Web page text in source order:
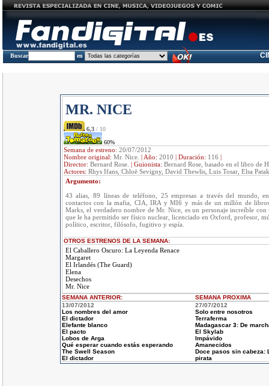
Buscar en
MR. NICE
6,3 / 10
60%
Semana de estreno: 20/07/2012
Nombre original: Mr. Nice. | Año: 2010 | Duración: 116 |
Director: Bernard Rose. | Guionista: Bernard Rose, basado en el libro de
Actores: Rhys Ifans, Chloë Sevigny, David Thewlis, Luis Tosar, Elsa
Argumento:
43 alias, 89 líneas de teléfono, 25 empresas a través del mundo,
contactos con la mafia, CIA, IRA y MI6 y más de un millón de
Marks, el verdadero nombre de Mr. Nice, es un personaje increíble con
que le ha permitido ser físico nuclear, licenciado en Oxford, profesor,
político, escritor, filósofo, fugitivo y espía.
OTROS ESTRENOS DE LA SEMANA:
El Caballero Oscuro: La Leyenda Renace
Margaret
El Irlandés (The Guard)
Elena
Desechos
Mr. Nice
SEMANA ANTERIOR: SEMANA PROXIMA
13/07/2012
Los nombres del amor
El dictador
Elefante blanco
El pacto
Lobos de Arga
Qué esperar cuando estás esperando
The Swell Season
El dictador
27/07/2012
Solo entre nosotros
Terraferma
Madagascar 3: De
El Skylab
Impávido
Amanecidos
Doce pasos sin cabeza:
pirata